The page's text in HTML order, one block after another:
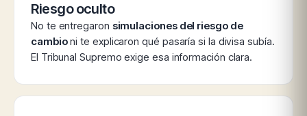
Riesgo oculto
No te entregaron simulaciones del riesgo de
cambioni te explicaron qué pasaría si la divisa subía.
El Tribunal Supremo exige esa información clara.